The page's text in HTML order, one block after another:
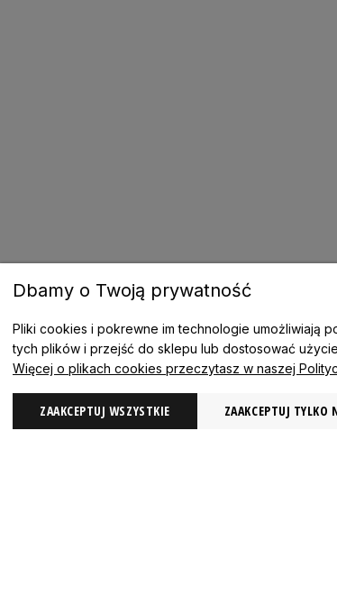
MAGAZYN18
Kontakt
Dbamy o Twoją prywatność
Pliki cookies i pokrewne im technologie umożliwiają
tych plików i przejść do sklepu lub dostosować
Więcej o plikach cookies przeczytasz w naszej
ZAAKCEPTUJ TYLKO
ZAAKCEPTUJ WSZYSTKIE